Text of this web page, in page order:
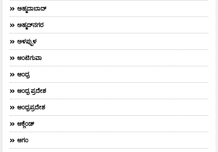
ಅಹ್ಮದಾಬಾದ್
ಅಹ್ಮದ್‌ನಗರ
ಅಳಪ್ಪುಳ
ಆಂಟಿಗುವಾ
ಆಂಧ್ರ
ಆಂಧ್ರ ಪ್ರದೇಶ
ಆಂಧ್ರಪ್ರದೇಶ
ಆಕ್ಲೆಂಡ್
ಆಗಂ